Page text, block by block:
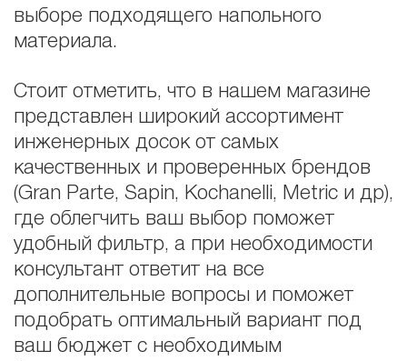
выборе подходящего напольного
материала.
Стоит отметить, что в нашем магазине
представлен широкий ассортимент
инженерных досок от самых
качественных и проверенных брендов
(Gran Parte, Sapin, Kochanelli, Metric и др),
где облегчить ваш выбор поможет
удобный фильтр, а при необходимости
консультант ответит на все
дополнительные вопросы и поможет
подобрать оптимальный вариант под
ваш бюджет с необходимым